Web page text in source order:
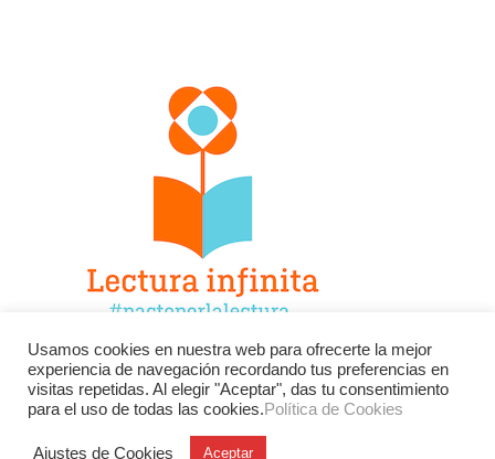
Facebook Twitter
Instagram
YouTube
LinkedIn Contacto
Usamos cookies en nuestra web para ofrecerte la mejor
experiencia de navegación recordando tus preferencias en
visitas repetidas. Al elegir "Aceptar", das tu consentimiento
para el uso de todas las cookies.Política de Cookies
Ajustes de Cookies Aceptar